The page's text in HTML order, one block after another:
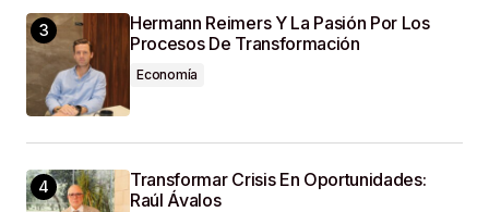
Hermann Reimers Y La Pasión Por Los
Procesos De Transformación
Economía
Transformar Crisis En Oportunidades:
Raúl Ávalos